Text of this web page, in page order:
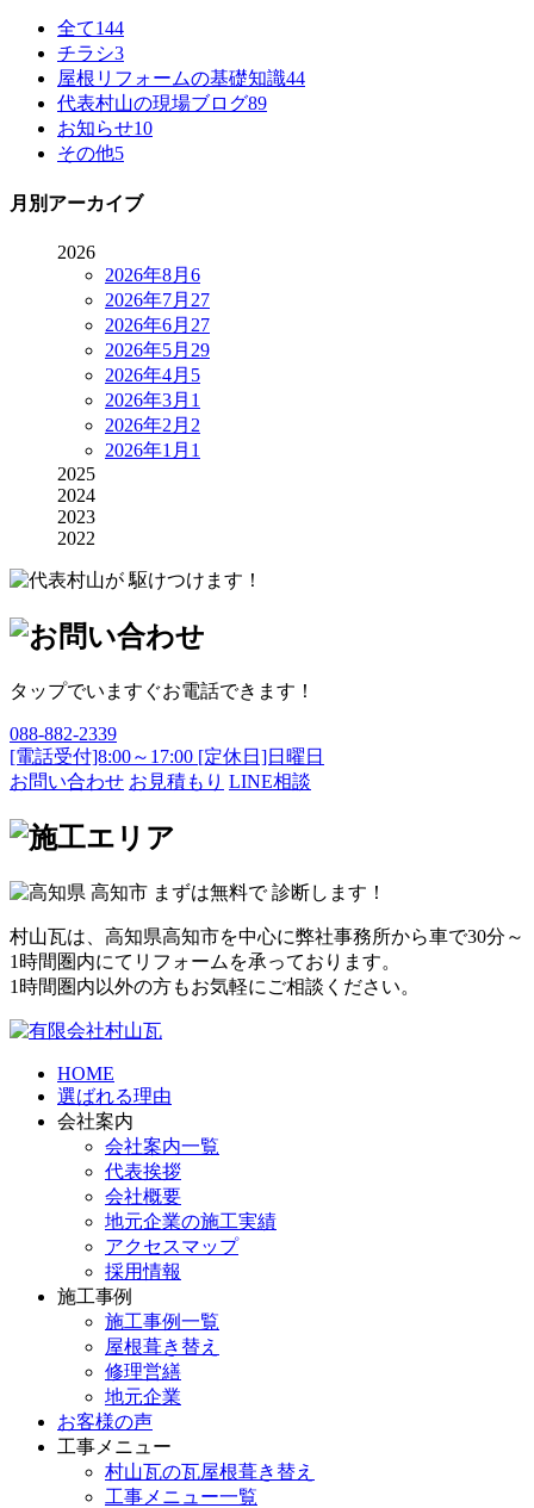
全て144
チラシ3
屋根リフォームの基礎知識44
代表村山の現場ブログ89
お知らせ10
その他5
月別アーカイブ
2026
2026年8月 6
2026年7月 27
2026年6月 27
2026年5月 29
2026年4月 5
2026年3月 1
2026年2月 2
2026年1月 1
2025
2024
2023
2022
タップでいますぐお電話できます！
088-882-2339
[電話受付]8:00～17:00 [定休日]日曜日
お問い合わせ お見積もり LINE相談
村山瓦は、高知県高知市を中心に弊社事務所から車で30分～
1時間圏内にてリフォームを承っております。
1時間圏内以外の方もお気軽にご相談ください。
HOME
選ばれる理由
会社案内
会社案内一覧
代表挨拶
会社概要
地元企業の施工実績
アクセスマップ
採用情報
施工事例
施工事例一覧
屋根葺き替え
修理営繕
地元企業
お客様の声
工事メニュー
村山瓦の瓦屋根葺き替え
工事メニュー一覧